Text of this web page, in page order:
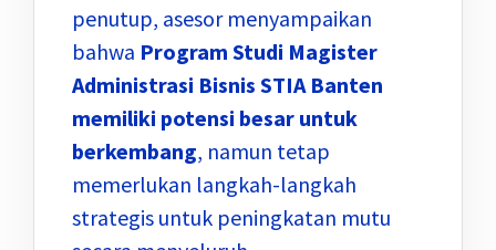
penutup, asesor menyampaikan
bahwa Program Studi Magister
Administrasi Bisnis STIA Banten
memiliki potensi besar untuk
berkembang, namun tetap
memerlukan langkah-langkah
strategis untuk peningkatan mutu